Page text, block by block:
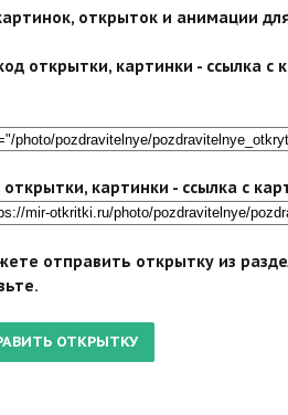
открыток и анимации
открытки, картинки - ссылка с
открытки, картинки - ссылка с
отправить открытку из